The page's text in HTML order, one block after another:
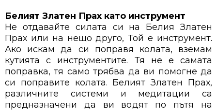
Белият Златен Прах като инструмент
Не отдавайте силата си на Белия Златен
Прах или на нещо друго, Той е инструмент.
Ако искам да си поправя колата, вземам
кутията с инструментите. Тя не е самата
поправка, тя само трябва да ви помогне да
си поправите колата. Белият Златен Прах,
различните системи и медитации са
предназначени да ви водят по пътя на